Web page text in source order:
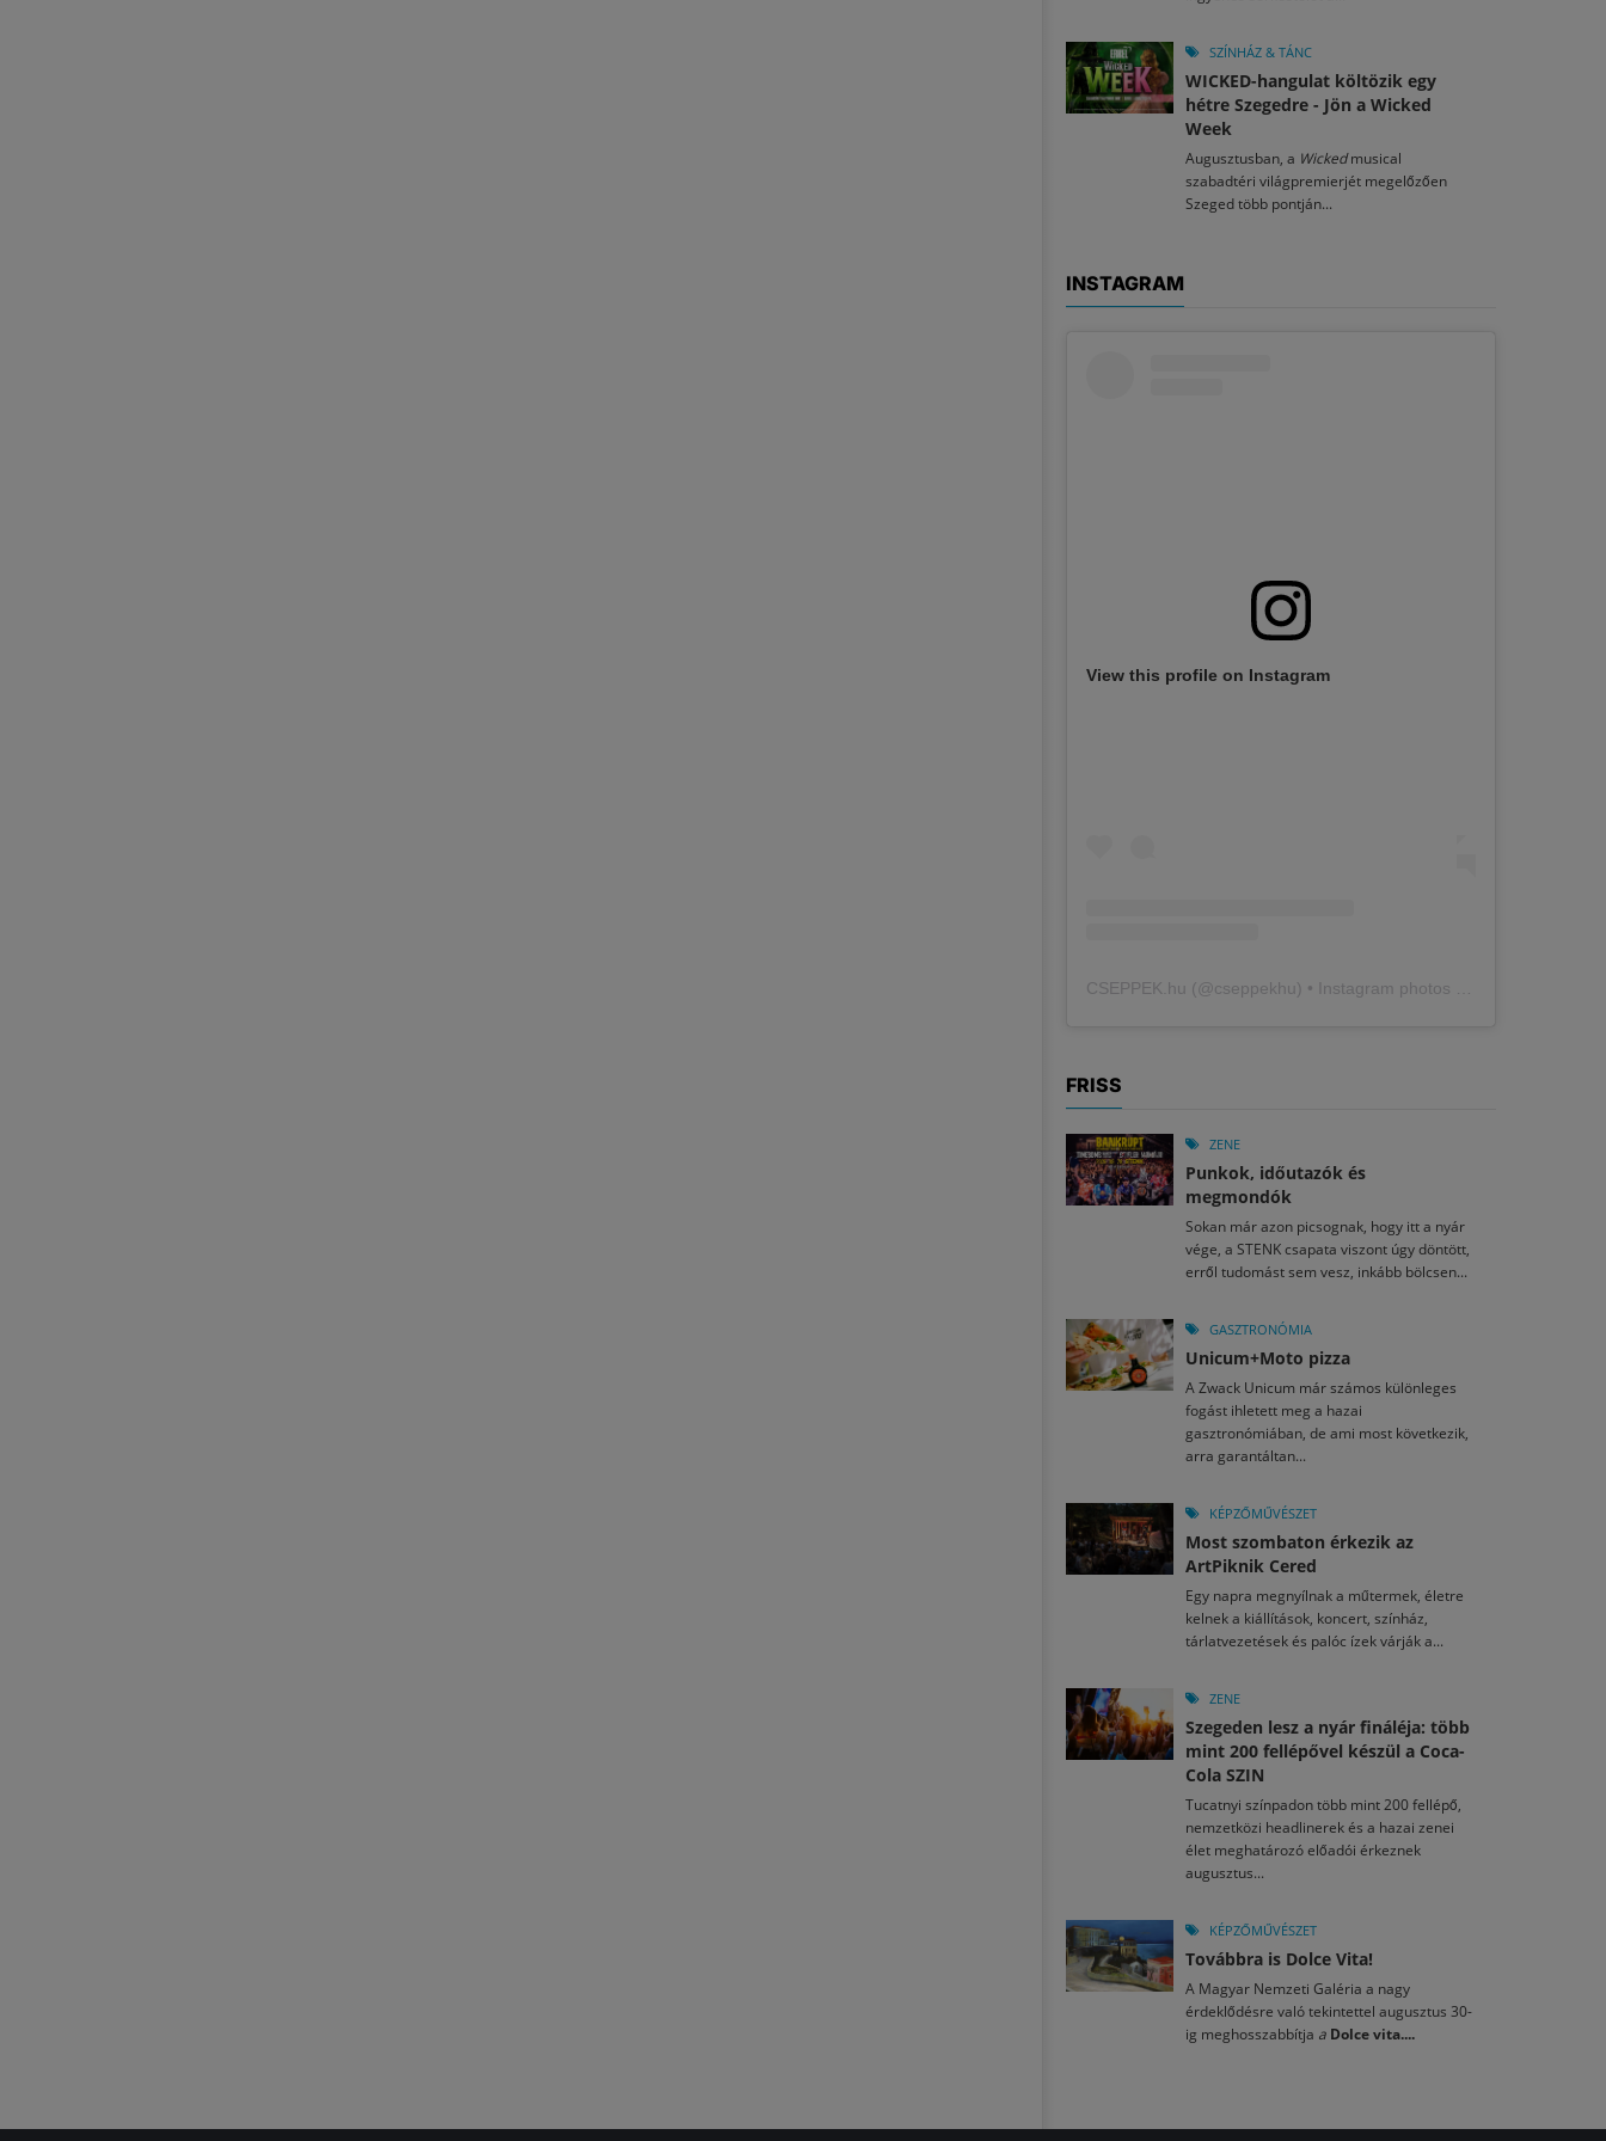
SZÍNHÁZ & TÁNC
WICKED-hangulat költözik egy
hétre Szegedre - Jön a Wicked
Week
Augusztusban, a Wickedmusical
szabadtéri világpremierjét megelőzően
Szeged több pontján...
INSTAGRAM
View this profile on Instagram
CSEPPEK.hu (@cseppekhu ) • Instagram photos and videos
FRISS
ZENE
Punkok, időutazók és
megmondók
Sokan már azon picsognak, hogy itt a nyár
vége, a STENK csapata viszont úgy döntött,
erről tudomást sem vesz, inkább bölcsen...
GASZTRONÓMIA
Unicum+Moto pizza
A Zwack Unicum már számos különleges
fogást ihletett meg a hazai
gasztronómiában, de ami most következik,
arra garantáltan...
KÉPZŐMŰVÉSZET
Most szombaton érkezik az
ArtPiknik Cered
Egy napra megnyílnak a műtermek, életre
kelnek a kiállítások, koncert, színház,
tárlatvezetések és palóc ízek várják a...
ZENE
Szegeden lesz a nyár fináléja: több
mint 200 fellépővel készül a Coca-
Cola SZIN
Tucatnyi színpadon több mint 200 fellépő,
nemzetközi headlinerek és a hazai zenei
élet meghatározó előadói érkeznek
augusztus...
KÉPZŐMŰVÉSZET
Továbbra is Dolce Vita!
A Magyar Nemzeti Galéria a nagy
érdeklődésre való tekintettel augusztus 30-
ig meghosszabbítja a Dolce vita....